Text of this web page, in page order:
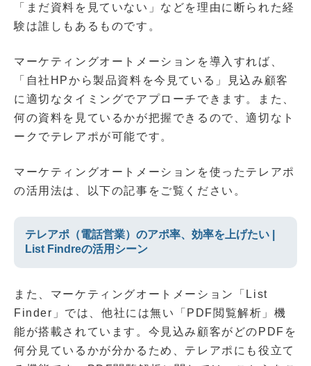
「まだ資料を見ていない」などを理由に断られた経
験は誰しもあるものです。
マーケティングオートメーションを導入すれば、
「自社HPから製品資料を今見ている」見込み顧客
に適切なタイミングでアプローチできます。また、
何の資料を見ているかが把握できるので、適切なト
ークでテレアポが可能です。
マーケティングオートメーションを使ったテレアポ
の活用法は、以下の記事をご覧ください。
テレアポ（電話営業）のアポ率、効率を上げたい |
List Findreの活用シーン
また、マーケティングオートメーション「List
Finder」では、他社には無い「PDF閲覧解析」機
能が搭載されています。今見込み顧客がどのPDFを
何分見ているかが分かるため、テレアポにも役立て